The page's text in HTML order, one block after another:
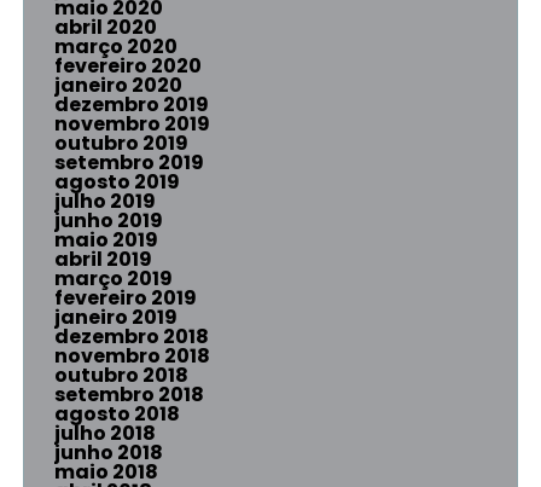
maio 2020
abril 2020
março 2020
fevereiro 2020
janeiro 2020
dezembro 2019
novembro 2019
outubro 2019
setembro 2019
agosto 2019
julho 2019
junho 2019
maio 2019
abril 2019
março 2019
fevereiro 2019
janeiro 2019
dezembro 2018
novembro 2018
outubro 2018
setembro 2018
agosto 2018
julho 2018
junho 2018
maio 2018